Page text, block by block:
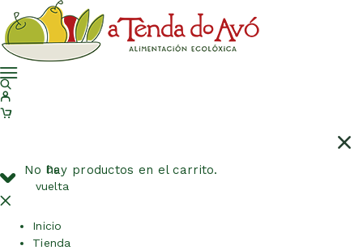
No hay productos en el carrito.
De
vuelta
Inicio
Tienda